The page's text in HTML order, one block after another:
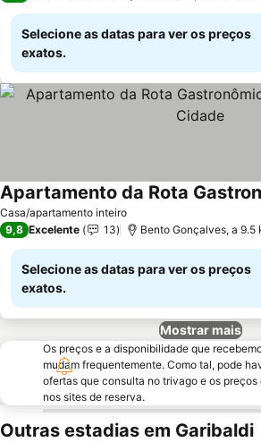
Selecione as datas para ver os preços
exatos.
Casa/apartamento inteiro
9,8 Excelente 13 Bento Gonçalves, a 9.5
Selecione as datas para ver os preços
exatos.
Mostrar mais
Os preços e a disponibilidade que
mudam frequentemente. Como tal, pode
ofertas que consulta no trivago e os
nos sites de reserva.
Outras estadias em Garibaldi